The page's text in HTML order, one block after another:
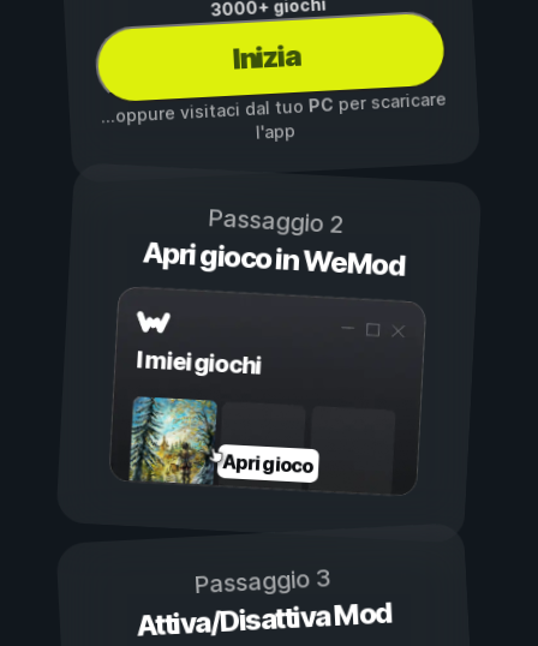
3000+ giochi
Inizia
...oppure visitaci dal tuoPC per scaricare
l'app
Passaggio 2
Apri gioco in WeMod
I miei giochi
Apri gioco
Passaggio 3
Attiva/Disattiva Mod